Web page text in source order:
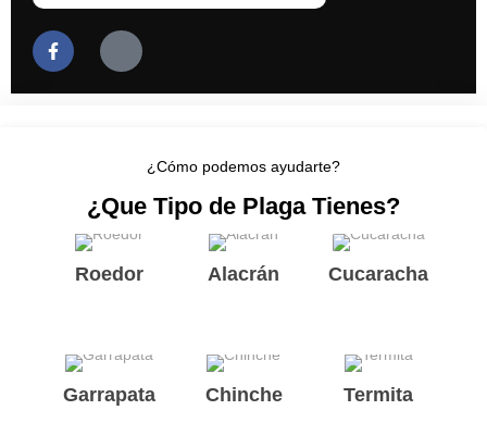
F
a
c
e
J
i
-
r
a
m
-
1
g
h
t
¿Cómo podemos ayudarte?
¿Que Tipo de Plaga Tienes?
Roedor Alacrán Cucaracha
Garrapata Chinche Termita